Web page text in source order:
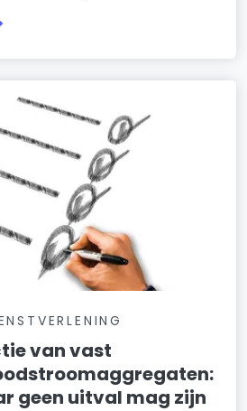
van vast
geen uitval mag zijn